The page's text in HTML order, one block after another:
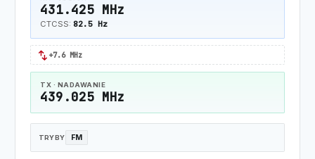
431.425 MHz
CTCSS:82.5 Hz
swap_horiz+7.6 MHz
TX · NADAWANIE
439.025 MHz
TRYBY FM